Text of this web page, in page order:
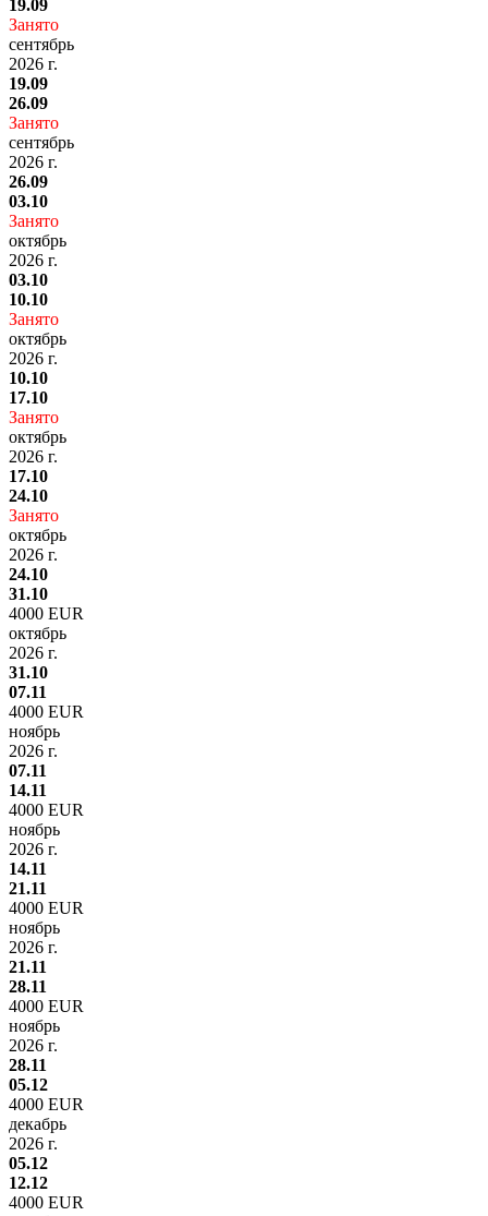
19.09
Занято
сентябрь
2026 г.
19.09
26.09
Занято
сентябрь
2026 г.
26.09
03.10
Занято
октябрь
2026 г.
03.10
10.10
Занято
октябрь
2026 г.
10.10
17.10
Занято
октябрь
2026 г.
17.10
24.10
Занято
октябрь
2026 г.
24.10
31.10
4000 EUR
октябрь
2026 г.
31.10
07.11
4000 EUR
ноябрь
2026 г.
07.11
14.11
4000 EUR
ноябрь
2026 г.
14.11
21.11
4000 EUR
ноябрь
2026 г.
21.11
28.11
4000 EUR
ноябрь
2026 г.
28.11
05.12
4000 EUR
декабрь
2026 г.
05.12
12.12
4000 EUR